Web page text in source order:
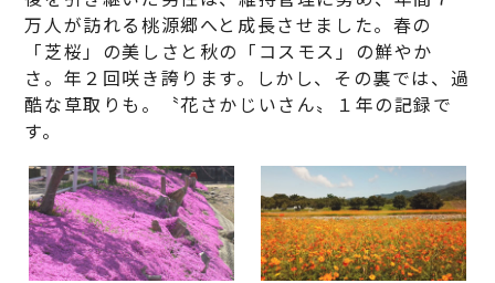
万人が訪れる桃源郷へと成長させました。春の
「芝桜」の美しさと秋の「コスモス」の鮮やか
さ。年２回咲き誇ります。しかし、その裏では、過
酷な草取りも。〝花さかじいさん〟１年の記録で
す。